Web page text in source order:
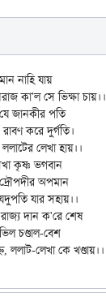
নাহি যায়
কা'ল সে ভিক্ষা চায়।।
যে জানকীর পতি
করে দুর্গতি।
লেখা হায়।।
কৃষ্ণ ভগবান
অপমান
যার সহায়।।
রাজ্য দান ক'রে শেষ
চণ্ডাল-বেশ